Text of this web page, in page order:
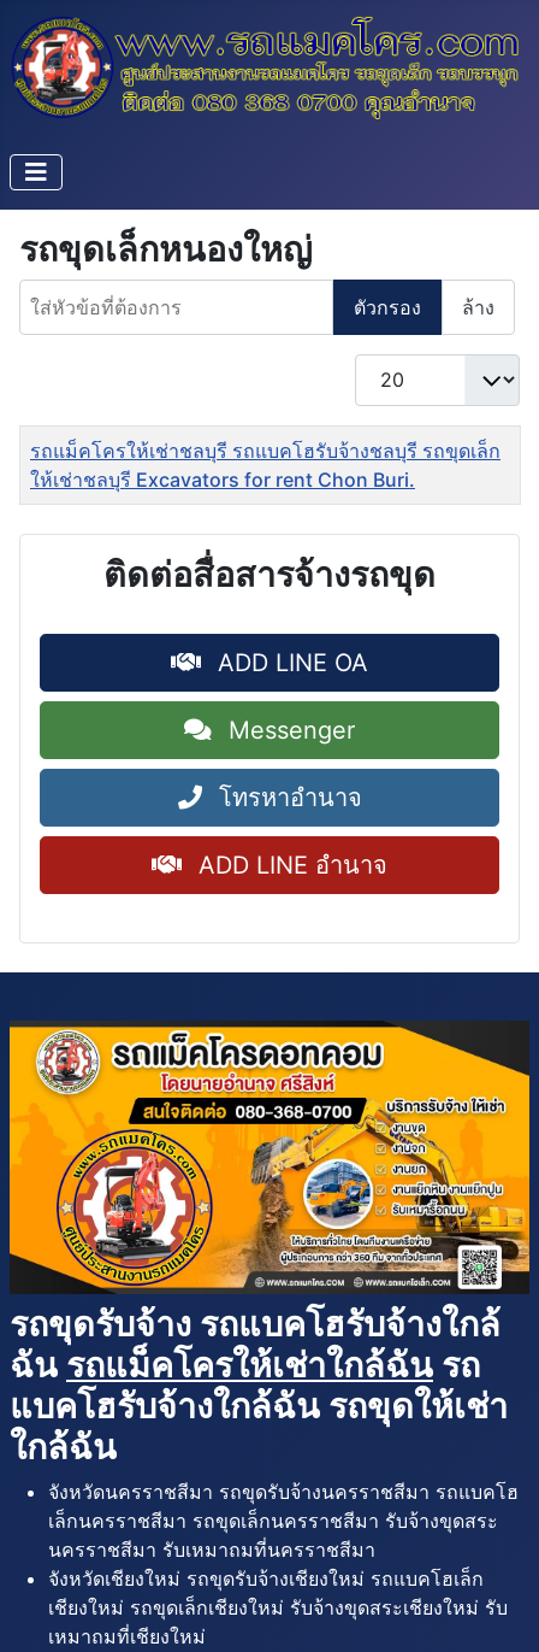
รถขุดเล็กหนองใหญ่
ใส่หัวข้อที่ต้องการ
ตัวกรอง ล้าง
แสดง #
ชื่อ
รถแม็คโครให้เช่าชลบุรี รถแบคโฮรับจ้างชลบุรี รถขุดเล็ก
ให้เช่าชลบุรี Excavators for rent Chon Buri.
ติดต่อสื่อสารจ้างรถขุด
ADD LINE OA
Messenger
โทรหาอำนาจ
ADD LINE อำนาจ
รถขุดรับจ้าง รถแบคโฮรับจ้างใกล้
ฉัน รถแม็คโครให้เช่าใกล้ฉัน รถ
แบคโฮรับจ้างใกล้ฉัน รถขุดให้เช่า
ใกล้ฉัน
จังหวัดนครราชสีมา รถขุดรับจ้างนครราชสีมา รถแบคโฮ
เล็กนครราชสีมา รถขุดเล็กนครราชสีมา รับจ้างขุดสระ
นครราชสีมา รับเหมาถมที่นครราชสีมา
จังหวัดเชียงใหม่ รถขุดรับจ้างเชียงใหม่ รถแบคโฮเล็ก
เชียงใหม่ รถขุดเล็กเชียงใหม่ รับจ้างขุดสระเชียงใหม่ รับ
เหมาถมที่เชียงใหม่